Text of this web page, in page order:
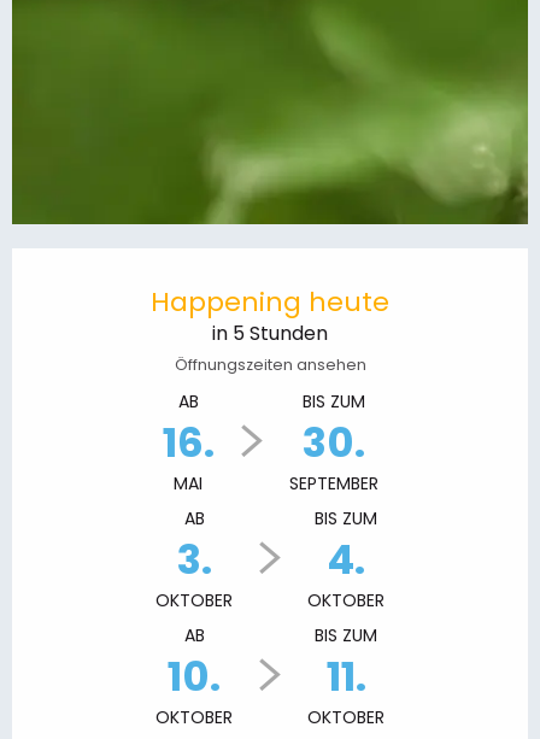
Happening heute
in 5 Stunden
Öffnungszeiten ansehen
AB
16.
MAI
BIS ZUM
30.
SEPTEMBER
AB
3.
OKTOBER
BIS ZUM
4.
OKTOBER
AB
10.
OKTOBER
BIS ZUM
11.
OKTOBER